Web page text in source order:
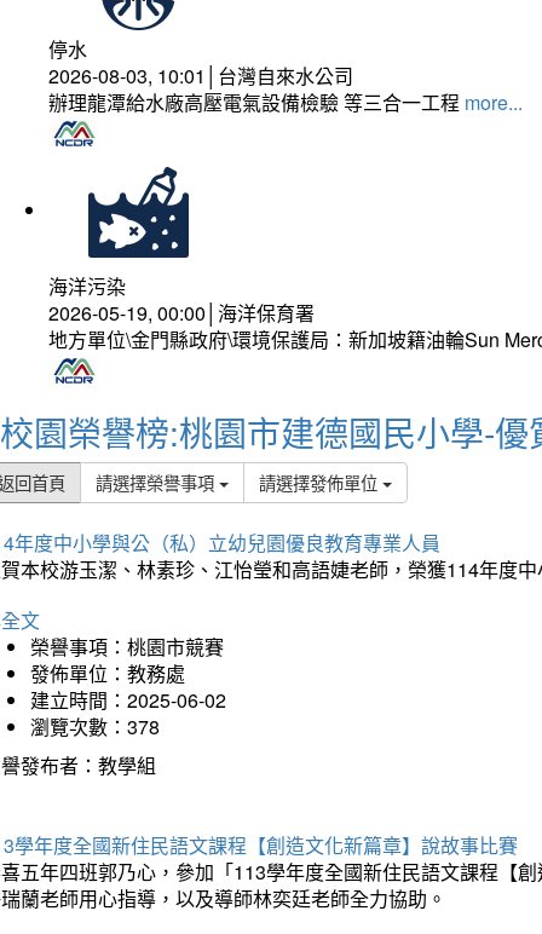
停水
2026-08-03, 10:01│台灣自來水公司
辦理龍潭給水廠高壓電氣設備檢驗 等三合一工程 more...
海洋污染
2026-05-19, 00:00│海洋保育署
地方單位\金門縣政府\環境保護局：新加坡籍油輪Sun
校園榮譽榜:桃園市建德國民小學-優
回首頁 請選擇榮譽事項 請選擇發佈單位
年度中小學與公（私）立幼兒園優良教育專業人員
本校游玉潔、林素珍、江怡瑩和高語婕老師，榮獲114年度
文
榮譽事項：桃園市競賽
發佈單位：教務處
建立時間：2025-06-02
瀏覽次數：378
發布者：教學組
學年度全國新住民語文課程【創造文化新篇章】說故事比賽
五年四班郭乃心，參加「113學年度全國新住民語文課程【
蘭老師用心指導，以及導師林奕廷老師全力協助。